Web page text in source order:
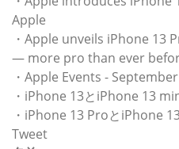
Apple
・Apple unveils iPhone 13
— more pro than ever
・Apple Events -
・iPhone 13とiPhone 13
・iPhone 13 ProとiPhone
Tweet